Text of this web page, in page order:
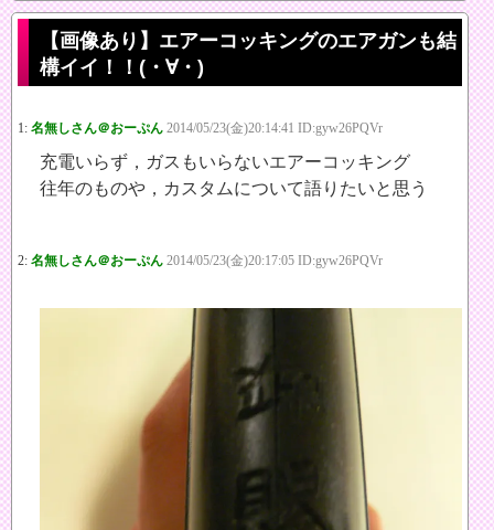
【画像あり】エアーコッキングのエアガンも結
構イイ！！(・∀・)
1: 名無しさん＠おーぷん 2014/05/23(金)20:14:41 ID:gyw26PQVr
充電いらず，ガスもいらないエアーコッキング
往年のものや，カスタムについて語りたいと思う
2: 名無しさん＠おーぷん 2014/05/23(金)20:17:05 ID:gyw26PQVr